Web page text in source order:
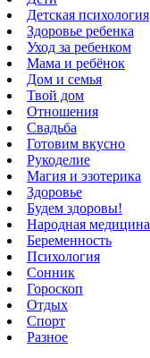
Детская психология
Здоровье ребенка
Уход за ребенком
Мама и ребёнок
Дом и семья
Твой дом
Отношения
Свадьба
Готовим вкусно
Рукоделие
Магия и эзотерика
Здоровье
Будем здоровы!
Народная медицина
Беременность
Психология
Сонник
Гороскоп
Отдых
Спорт
Разное